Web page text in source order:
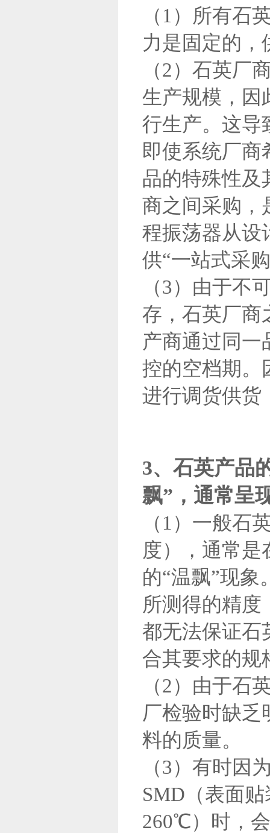
（1）所有石
力是固定的，
（2）石英厂
生产规模，因
行生产。这导
即使系统厂商
品的特殊性及
商之间采购，
程振荡器从设
供“一站式采
（3）由于不
存，石英厂商
产商通过同一
控的空档期。
进行调货供货
3、石英产品
飘”，通常呈
（1）一般石
度），通常
的“温飘”现
所测得的精度
都无法保证石
合其要求的规
（2）由于石
厂检验时缺乏
料的质量。
（3）有时因
SMD（表面
260℃）时，